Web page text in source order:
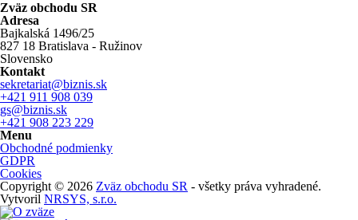
Zväz obchodu SR
Adresa
Bajkalská 1496/25
827 18 Bratislava - Ružinov
Slovensko
Kontakt
sekretariat@biznis.sk
+421 911 908 039
gs@biznis.sk
+421 908 223 229
Menu
Obchodné podmienky
GDPR
Cookies
Copyright © 2026 Zväz obchodu SR - všetky práva vyhradené.
Vytvoril NRSYS, s.r.o.